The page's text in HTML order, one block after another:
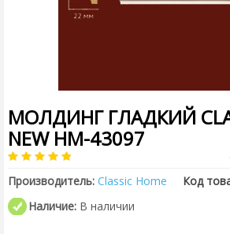
МОЛДИНГ ГЛАДКИЙ
NEW HM-43097
Производитель: Classic Home Код
Наличие: В наличии